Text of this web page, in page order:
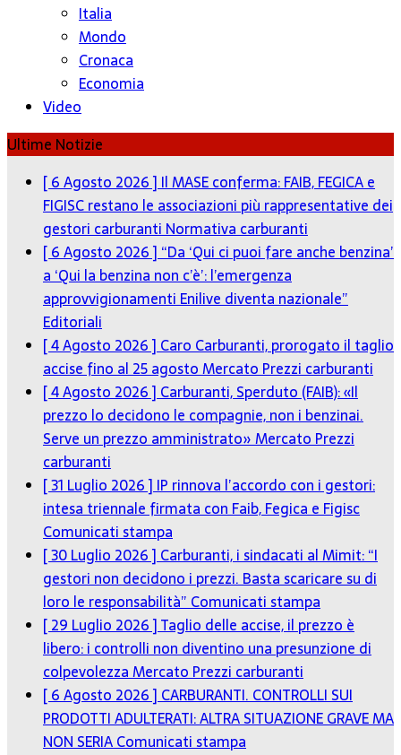
Italia
Mondo
Cronaca
Economia
Video
Ultime Notizie
[ 6 Agosto 2026 ]Il MASE conferma: FAIB, FEGICA e
FIGISC restano le associazioni più rappresentative dei
gestori carburantiNormativa carburanti
[ 6 Agosto 2026 ]“Da ‘Qui ci puoi fare anche benzina’
a ‘Qui la benzina non c’è’: l’emergenza
approvvigionamenti Enilive diventa nazionale”
Editoriali
[ 4 Agosto 2026 ]Caro Carburanti, prorogato il taglio
accise fino al 25 agostoMercato Prezzi carburanti
[ 4 Agosto 2026 ]Carburanti, Sperduto (FAIB): «Il
prezzo lo decidono le compagnie, non i benzinai.
Serve un prezzo amministrato»Mercato Prezzi
carburanti
[ 31 Luglio 2026 ]IP rinnova l’accordo con i gestori:
intesa triennale firmata con Faib, Fegica e Figisc
Comunicati stampa
[ 30 Luglio 2026 ]Carburanti, i sindacati al Mimit: “I
gestori non decidono i prezzi. Basta scaricare su di
loro le responsabilità”Comunicati stampa
[ 29 Luglio 2026 ]Taglio delle accise, il prezzo è
libero: i controlli non diventino una presunzione di
colpevolezzaMercato Prezzi carburanti
[ 6 Agosto 2026 ]CARBURANTI. CONTROLLI SUI
PRODOTTI ADULTERATI: ALTRA SITUAZIONE GRAVE MA
NON SERIAComunicati stampa